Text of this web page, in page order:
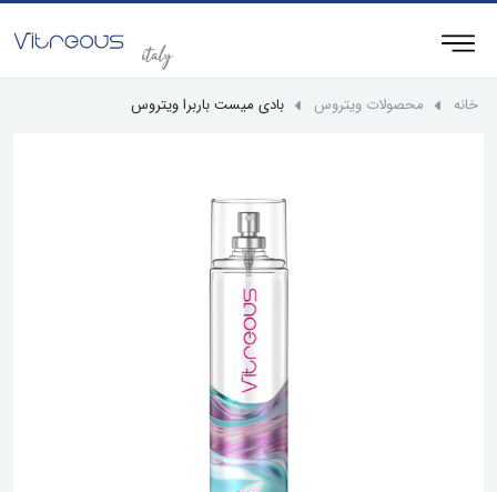
خانه محصولات ویتروس بادی میست باربرا ویتروس